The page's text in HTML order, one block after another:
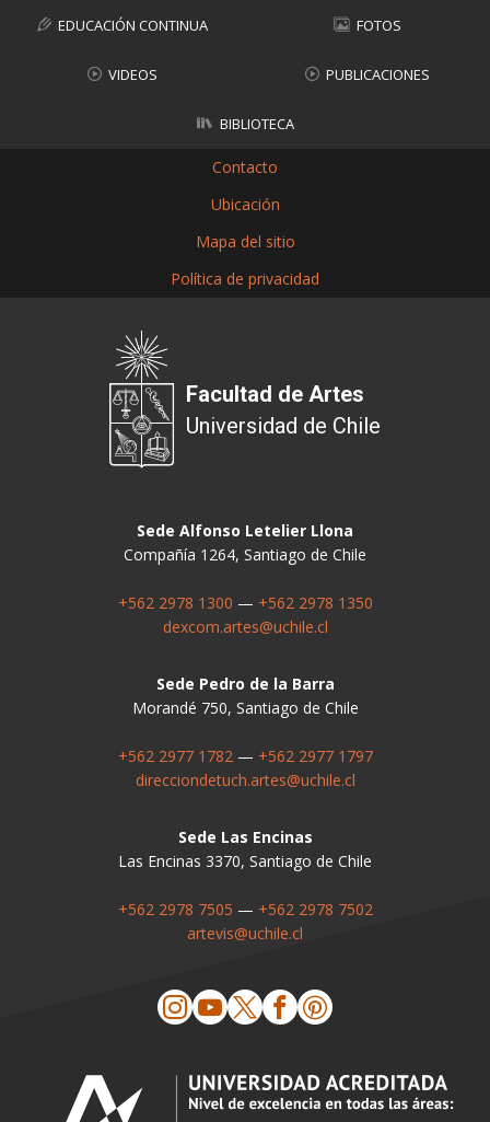
EDUCACIÓN CONTINUA FOTOS
VIDEOS PUBLICACIONES
BIBLIOTECA
Contacto
Ubicación
Mapa del sitio
Política de privacidad
Facultad de Artes
Universidad de Chile
Sede Alfonso Letelier Llona
Compañía 1264, Santiago de Chile
+562 2978 1300 — +562 2978 1350
dexcom.artes@uchile.cl
Sede Pedro de la Barra
Morandé 750, Santiago de Chile
+562 2977 1782— +562 2977 1797
direcciondetuch.artes@uchile.cl
Sede Las Encinas
Las Encinas 3370, Santiago de Chile
+562 2978 7505 — +562 2978 7502
artevis@uchile.cl